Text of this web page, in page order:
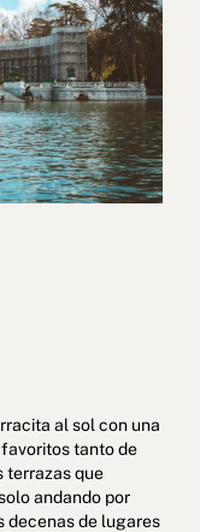
al sol con una
favoritos tanto de
terrazas que
andando por
decenas de lugares